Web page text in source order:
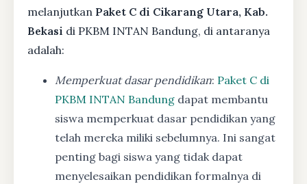
melanjutkan Paket C di Cikarang Utara, Kab.
Bekasi di PKBM INTAN Bandung, di antaranya
adalah:
Memperkuat dasar pendidikan: Paket C di
PKBM INTAN Bandung dapat membantu
siswa memperkuat dasar pendidikan yang
telah mereka miliki sebelumnya. Ini sangat
penting bagi siswa yang tidak dapat
menyelesaikan pendidikan formalnya di